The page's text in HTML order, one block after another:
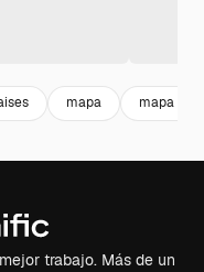
mapa mapa
trabajo. Más de un